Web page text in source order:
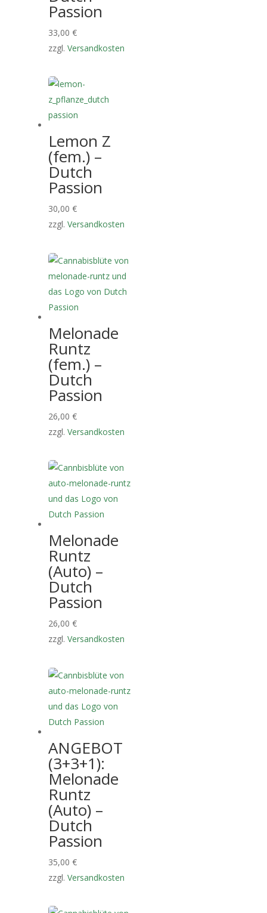
Passion
33,00€
zzgl.Versandkosten
Lemon Z
(fem.) –
Dutch
Passion
30,00€
zzgl.Versandkosten
Melonade
Runtz
(fem.) –
Dutch
Passion
26,00€
zzgl.Versandkosten
Melonade
Runtz
(Auto) –
Dutch
Passion
26,00€
zzgl.Versandkosten
ANGEBOT
(3+3+1):
Melonade
Runtz
(Auto) –
Dutch
Passion
35,00€
zzgl.Versandkosten